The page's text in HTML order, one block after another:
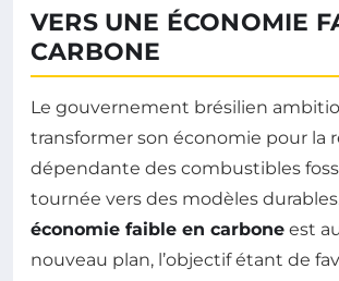
VERS UNE ÉCONOMIE
CARBONE
Le gouvernement brésilien
transformer son économie pour la
dépendante des combustibles
tournée vers des modèles durables.
économie faible en carbone est
nouveau plan, l’objectif étant de